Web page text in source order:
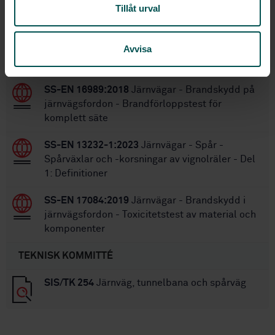
Tillåt urval
Avvisa
Inom samma område
SS-EN 16989:2018 Järnvägar - Brandskydd på
järnvägsfordon - Brandförloppstest för
komplett säte
SS-EN 13232-1:2023 Järnvägar - Spår -
Spårväxlar och -korsningar av vignolräler - Del
1: Definitioner
SS-EN 17084:2019 Järnvägar - Brandskydd i
järnvägsfordon - Toxicitetstest av material och
komponenter
TEKNISK KOMMITTÉ
SIS/TK 254 Järnväg, tunnelbana och spårväg